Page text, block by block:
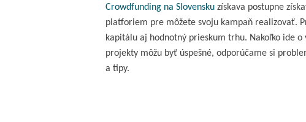
Crowdfunding na Slovensku získava postupne
platforiem pre môžete svoju kampaň realizovať.
kapitálu aj hodnotný prieskum trhu. Nakoľko ide
projekty môžu byť úspešné, odporúčame si
a tipy.